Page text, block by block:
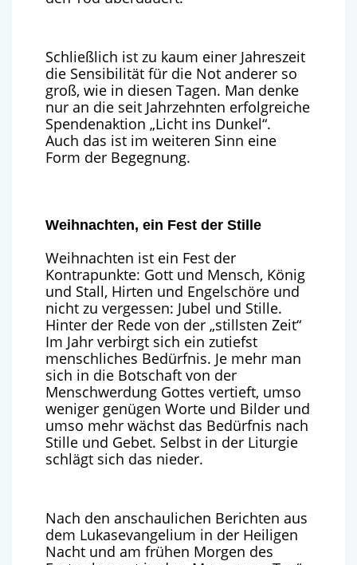
Schließlich ist zu kaum einer Jahreszeit
die Sensibilität für die Not anderer so
groß, wie in diesen Tagen. Man denke
nur an die seit Jahrzehnten erfolgreiche
Spendenaktion „Licht ins Dunkel“.
Auch das ist im weiteren Sinn eine
Form der Begegnung.
Weihnachten, ein Fest der Stille
Weihnachten ist ein Fest der
Kontrapunkte: Gott und Mensch, König
und Stall, Hirten und Engelschöre und
nicht zu vergessen: Jubel und Stille.
Hinter der Rede von der „stillsten Zeit“
Im Jahr verbirgt sich ein zutiefst
menschliches Bedürfnis. Je mehr man
sich in die Botschaft von der
Menschwerdung Gottes vertieft, umso
weniger genügen Worte und Bilder und
umso mehr wächst das Bedürfnis nach
Stille und Gebet. Selbst in der Liturgie
schlägt sich das nieder.
Nach den anschaulichen Berichten aus
dem Lukasevangelium in der Heiligen
Nacht und am frühen Morgen des